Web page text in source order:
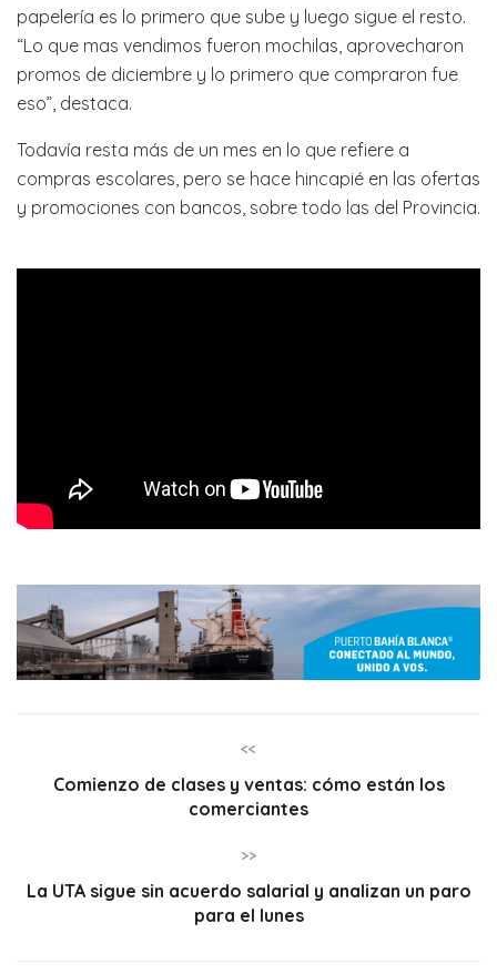
papelería es lo primero que sube y luego sigue el resto.
“Lo que mas vendimos fueron mochilas, aprovecharon
promos de diciembre y lo primero que compraron fue
eso”, destaca.
Todavía resta más de un mes en lo que refiere a
compras escolares, pero se hace hincapié en las ofertas
y promociones con bancos, sobre todo las del Provincia.
<<
Comienzo de clases y ventas: cómo están los
comerciantes
>>
La UTA sigue sin acuerdo salarial y analizan un paro
para el lunes